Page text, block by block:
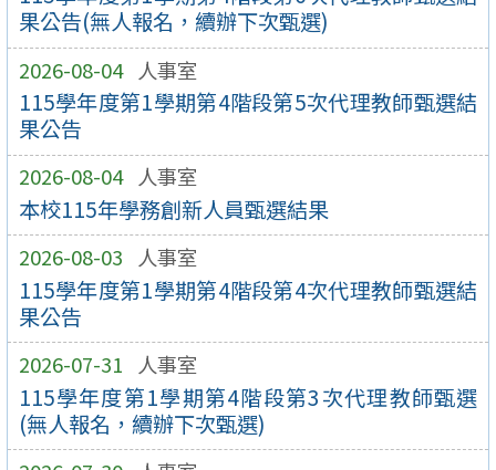
果公告(無人報名，續辦下次甄選)
2026-08-04 人事室
115學年度第1學期第4階段第5次代理教師甄選結
果公告
2026-08-04 人事室
本校115年學務創新人員甄選結果
2026-08-03 人事室
115學年度第1學期第4階段第4次代理教師甄選結
果公告
2026-07-31 人事室
115學年度第1學期第4階段第3次代理教師甄選
(無人報名，續辦下次甄選)